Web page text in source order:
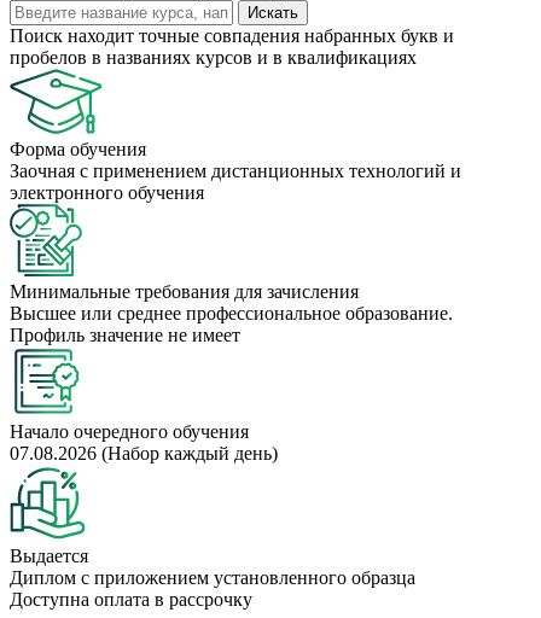
Искать
Поиск находит точные совпадения набранных букв и
пробелов в названиях курсов и в квалификациях
Форма обучения
Заочная с применением дистанционных технологий и
электронного обучения
Минимальные требования для зачисления
Высшее или среднее профессиональное образование.
Профиль значение не имеет
Начало очередного обучения
07.08.2026 (Набор каждый день)
Выдается
Диплом с приложением установленного образца
Доступна оплата в рассрочку